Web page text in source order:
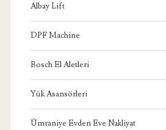
Albay Lift
DPF Machine
Bosch El Aletleri
Yük Asansörleri
Ümraniye Evden Eve Nakliyat